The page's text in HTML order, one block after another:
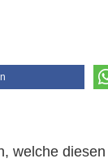
welche